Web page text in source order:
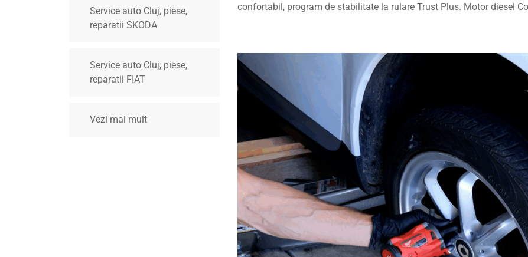
Service auto Cluj, piese,
reparatii SKODA
Service auto Cluj, piese,
reparatii FIAT
Vezi mai mult
confortabil, program de stabilitate la rulare Trust Plus. Motor diesel